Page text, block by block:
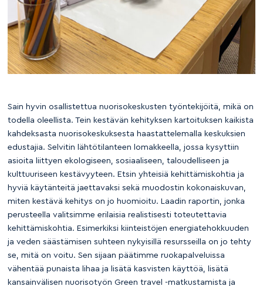
Sain hyvin osallistettua nuorisokeskusten työntekijöitä, mikä on
todella oleellista. Tein kestävän kehityksen kartoituksen kaikista
kahdeksasta nuorisokeskuksesta haastattelemalla keskuksien
edustajia. Selvitin lähtötilanteen lomakkeella, jossa kysyttiin
asioita liittyen ekologiseen, sosiaaliseen, taloudelliseen ja
kulttuuriseen kestävyyteen. Etsin yhteisiä kehittämiskohtia ja
hyviä käytänteitä jaettavaksi sekä muodostin kokonaiskuvan,
miten kestävä kehitys on jo huomioitu. Laadin raportin, jonka
perusteella valitsimme erilaisia realistisesti toteutettavia
kehittämiskohtia. Esimerkiksi kiinteistöjen energiatehokkuuden
ja veden säästämisen suhteen nykyisillä resursseilla on jo tehty
se, mitä on voitu. Sen sijaan päätimme ruokapalveluissa
vähentää punaista lihaa ja lisätä kasvisten käyttöä, lisätä
kansainvälisen nuorisotyön Green travel -matkustamista ja